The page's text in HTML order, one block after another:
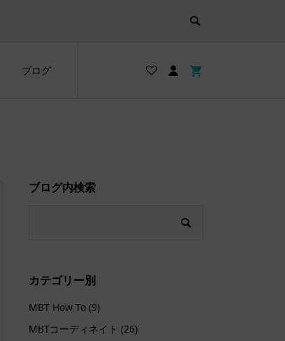
ブログ
ブログ内検索
カテゴリー別
MBT How To (9)
MBTコーディネイト (26)